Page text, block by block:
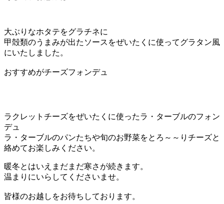
大ぶりなホタテをグラチネに
甲殻類のうまみが出たソースをぜいたくに使ってグラタン風
にいたしました。
おすすめがチーズフォンデュ
ラクレットチーズをぜいたくに使ったラ・ターブルのフォン
デュ
ラ・ターブルのパンたちや旬のお野菜をとろ～～りチーズと
絡めてお楽しみください。
暖冬とはいえまだまだ寒さが続きます。
温まりにいらしてくださいませ。
皆様のお越しをお待ちしております。